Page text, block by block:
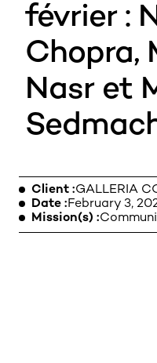
février :
Chopra,
Nasr et
Client GALLERIA
Date February 3,
Mission(s)